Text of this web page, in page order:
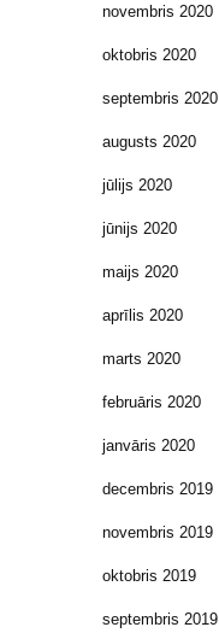
novembris 2020
oktobris 2020
septembris 2020
augusts 2020
jūlijs 2020
jūnijs 2020
maijs 2020
aprīlis 2020
marts 2020
februāris 2020
janvāris 2020
decembris 2019
novembris 2019
oktobris 2019
septembris 2019